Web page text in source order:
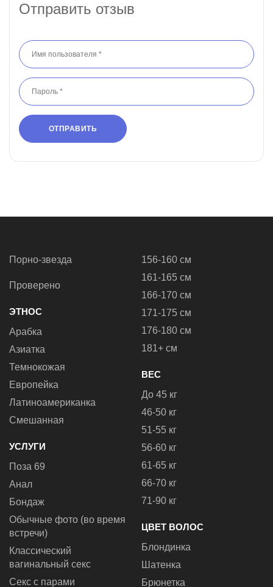
Отправить отзыв
Порно-звезда
Проверено
ЭТНОС
Арабка
Азиатка
Темнокожая
Европейка
Латиноамериканка
Смешанная
УСЛУГИ
Поза 69
Анал
Бондаж
Обычные фото (во время
встречи)
Классический
вагинальный секс
Секс с парами
156-160 см
161-165 см
166-170 см
171-175 см
176-180 см
181+ см
ВЕС
До 45 кг
46-50 кг
51-55 кг
56-60 кг
61-65 кг
66-70 кг
71-90 кг
ЦВЕТ ВОЛОС
Блондинка
Шатенка
Брюнетка